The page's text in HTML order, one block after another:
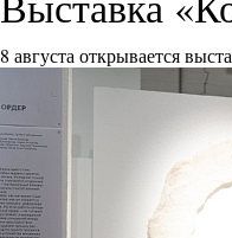
8 августа открывается